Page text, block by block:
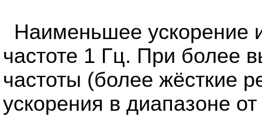
Наименьшее ускорение
частоте 1 Гц. При более
частоты (более жёсткие
ускорения в диапазоне